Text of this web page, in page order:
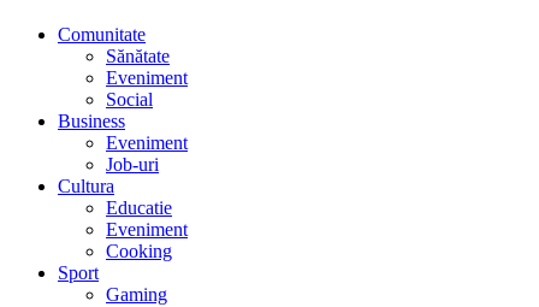
Comunitate
Sănătate
Eveniment
Social
Business
Eveniment
Job-uri
Cultura
Educatie
Eveniment
Cooking
Sport
Gaming